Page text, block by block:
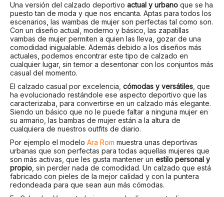
Una versión del calzado deportivo actual y urbano que se ha
puesto tan de moda y que nos encanta. Aptas para todos los
escenarios, las wambas de mujer son perfectas tal como son.
Con un diseño actual, moderno y básico, las zapatillas
vambas de mujer permiten a quien las lleva, gozar de una
comodidad inigualable. Además debido a los diseños más
actuales, podemos encontrar este tipo de calzado en
cualquier lugar, sin temor a desentonar con los conjuntos más
casual del momento.
El calzado casual por excelencia, cómodas y versátiles, que
ha evolucionado restándole ese aspecto deportivo que las
caracterizaba, para convertirse en un calzado más elegante.
Siendo un básico que no le puede faltar a ninguna mujer en
su armario, las bambas de mujer están a la altura de
cualquiera de nuestros outfits de diario.
Por ejemplo el modelo Ara Rom muestra unas deportivas
urbanas que son perfectas para todas aquellas mujeres que
son más activas, que les gusta mantener un estilo personal y
propio, sin perder nada de comodidad. Un calzado que está
fabricado con pieles de la mejor calidad y con la puntera
redondeada para que sean aun más cómodas.